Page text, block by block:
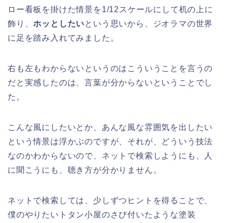
ロー看板を掛けた情景を1/12スケールにして机の上に
飾り、ホッとしたいという思いから、ジオラマの世界
に足を踏み入れてみました。
右も左もわからないというのはこういうことを言うの
だと実感したのは、言葉が分からないということでし
た。
こんな風にしたいとか、あんな風な雰囲気を出したい
という情景は浮かぶのですが、それが、どういう技法
なのかわからないので、ネットで検索しようにも、人
に聞こうにも、聴き方が分かりません。
ネットで検索しては、少しずつヒントを得ることで、
僕のやりたいトタン小屋のさび付いたような塗装